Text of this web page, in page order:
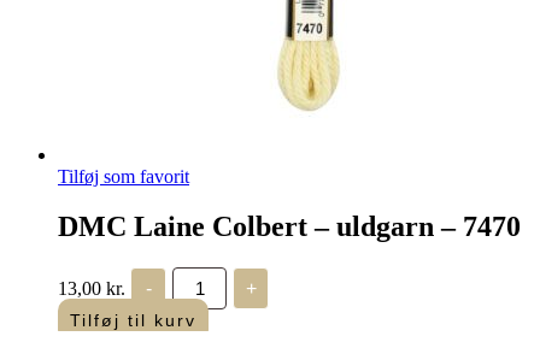
Tilføj som favorit
DMC Laine Colbert – uldgarn – 7470
13,00 kr. -
DMC
Laine
Colbert
-
+
Tilføj til kurv